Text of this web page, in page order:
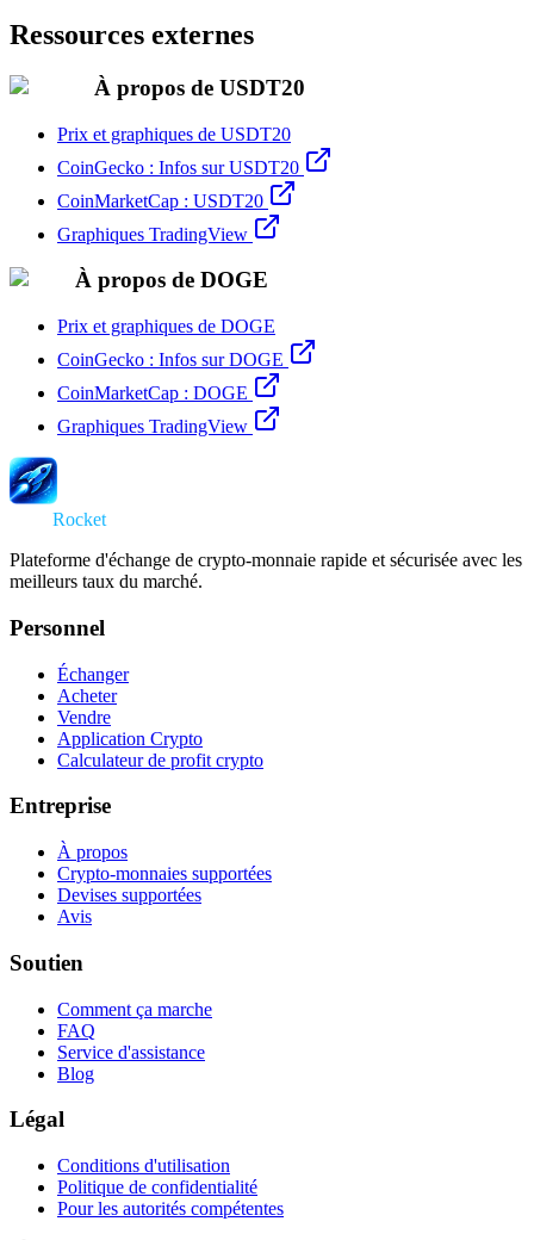
Ressources externes
À propos de USDT20
Prix et graphiques de USDT20
CoinGecko : Infos sur USDT20
CoinMarketCap : USDT20
Graphiques TradingView
À propos de DOGE
Prix et graphiques de DOGE
CoinGecko : Infos sur DOGE
CoinMarketCap : DOGE
Graphiques TradingView
Rocket
Plateforme d'échange de crypto-monnaie rapide et sécurisée avec les
meilleurs taux du marché.
Personnel
Échanger
Acheter
Vendre
Application Crypto
Calculateur de profit crypto
Entreprise
À propos
Crypto-monnaies supportées
Devises supportées
Avis
Soutien
Comment ça marche
FAQ
Service d'assistance
Blog
Légal
Conditions d'utilisation
Politique de confidentialité
Pour les autorités compétentes